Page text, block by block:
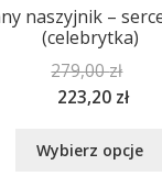
naszyjnik –
(celebrytka)
279,00zł
223,20 zł
Wybierz opcje